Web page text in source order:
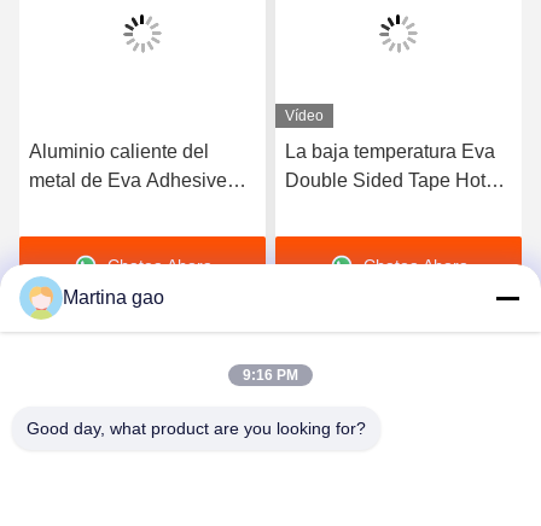
Aluminio caliente del
metal de Eva Adhesive
derretimiento
Chatea Ahora
Vídeo
La baja temperatura Eva
Double Sided Tape Hot
adhesiva para la hoja de
aluminioChatea Ahora
Shenzhen Tunsing Plastic Products Co., Ltd.
Martina gao
9:16 PM
Good day, what product are you looking for?